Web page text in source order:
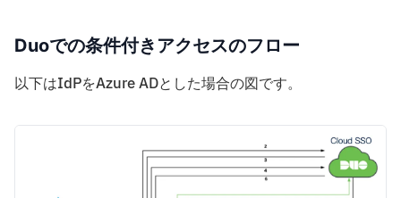
Duoでの条件付きアクセスのフロー
以下はIdPをAzure ADとした場合の図です。